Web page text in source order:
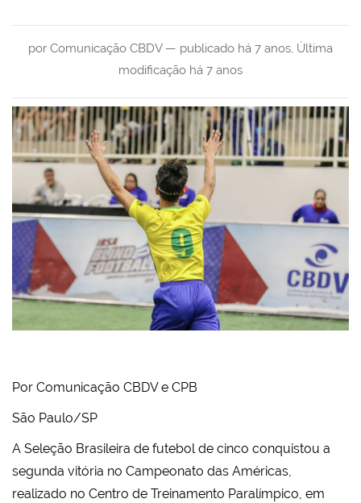
por Comunicação CBDV — publicado há 7 anos, Última
modificação há 7 anos
Por Comunicação CBDV e CPB
São Paulo/SP
A Seleção Brasileira de futebol de cinco conquistou a
segunda vitória no Campeonato das Américas,
realizado no Centro de Treinamento Paralímpico, em